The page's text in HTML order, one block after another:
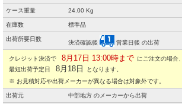
ケース重量 24.00 Kg
在庫数 標準品
出荷所要日数
決済確認後 営業日後 の出荷
クレジット決済で 8月17日 13:00時まで にご注文の場合、
最短出荷予定日
8月18日
となります。
※ お見積対応や出荷メーカーが異なる場合は対象外です。
出荷元 中部地方 のメーカーから出荷